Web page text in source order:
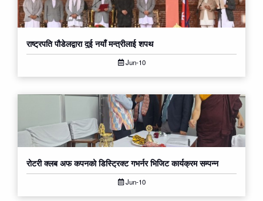
राष्ट्रपति पौडेलद्वारा दुई नयाँ मन्त्रीलाई शपथ
Jun-10
रोटरी क्लब अफ कपनको डिस्ट्रिक्ट गभर्नर भिजिट कार्यक्रम सम्पन्न
Jun-10